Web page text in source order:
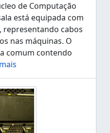
de Computação
está equipada com
representando cabos
nas máquinas. O
comum contendo